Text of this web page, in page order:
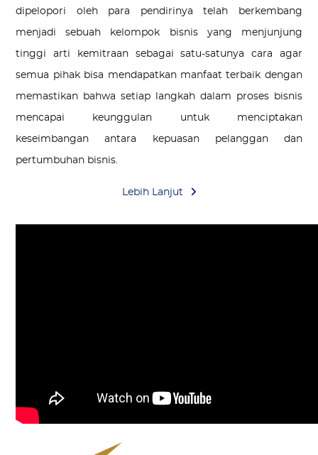
dipelopori oleh para pendirinya telah berkembang
menjadi sebuah kelompok bisnis yang menjunjung
tinggi arti kemitraan sebagai satu-satunya cara agar
semua pihak bisa mendapatkan manfaat terbaik dengan
memastikan bahwa setiap langkah dalam proses bisnis
mencapai keunggulan untuk menciptakan
keseimbangan antara kepuasan pelanggan dan
pertumbuhan bisnis.
Lebih Lanjut